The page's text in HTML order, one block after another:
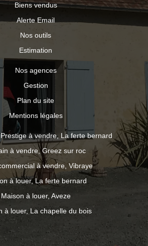
Biens vendus
Alerte Email
Nos outils
Estimation
Nos agences
Gestion
Plan du site
Mentions légales
à vendre, La ferte bernard
à vendre, Greez sur roc
à vendre, Vibraye
à louer, La ferte bernard
Maison à louer, Aveze
à louer, La chapelle du bois